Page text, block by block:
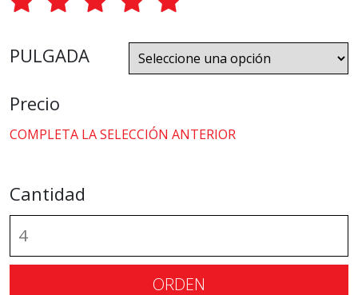
PULGADA
Precio
COMPLETA LA SELECCIÓN ANTERIOR
Cantidad
ORDEN